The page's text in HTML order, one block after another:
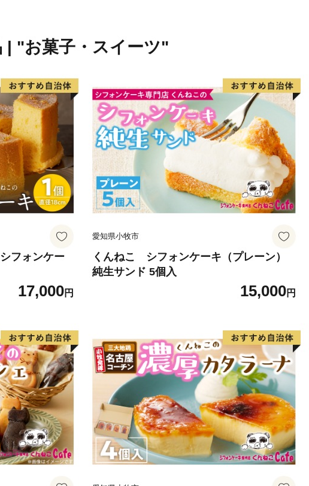
| "お菓子・スイーツ"
フォンケー
17,000円
愛知県小牧市
くんねこ シフォンケーキ（プレーン）
純生サンド 5個入
15,000円